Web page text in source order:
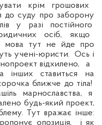
крім грошових
суду про заборону
у разі постійного
осіб, якщо
мова тут не йде про
учені-юристи. Ось і
відхилено, а
інших ставиться на
ближче до тіла!
марнославства, я
будь-який проект,
Тут вражає інше:
опозиція, і як